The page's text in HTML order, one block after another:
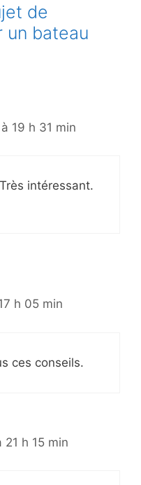
de
un bateau
19 h 31 min
intéressant.
h 05 min
ces conseils.
h 15 min